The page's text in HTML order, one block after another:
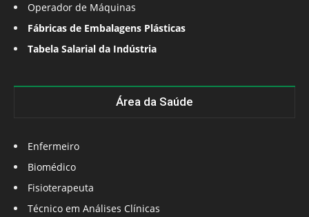
Operador de Máquinas
Fábricas de Embalagens Plásticas
Tabela Salarial da Indústria
Área da Saúde
Enfermeiro
Biomédico
Fisioterapeuta
Técnico em Análises Clínicas